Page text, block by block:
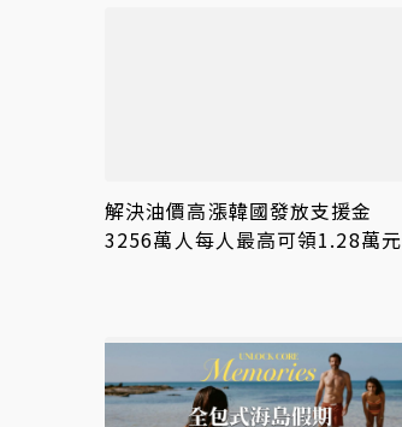
解決油價高漲韓國發放支援金
3256萬人每人最高可領1.28萬元